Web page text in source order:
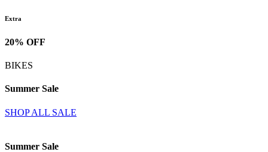
Extra
20% OFF
BIKES
Summer Sale
SHOP ALL SALE
Summer Sale